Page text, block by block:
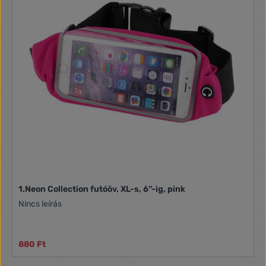
típus: Infra lázmérő · Wellness jellemzők: Érintésmentes
1.Neon Collection futóöv, XL-s, 6''-ig, pink
Nincs leírás
880 Ft